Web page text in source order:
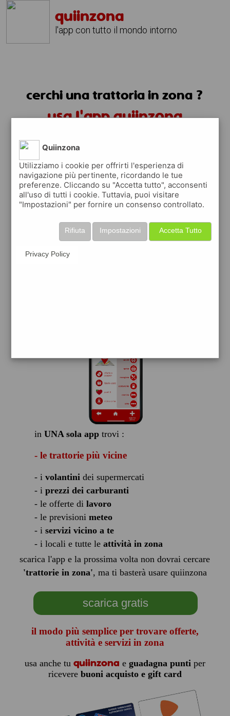
quiinzona
l'app con tutto il mondo intorno
cerchi una trattoria in zona ?
usa l'app quiinzona
trattorie in zona
trovi le trattorie in zona e tutti i posti
dove mangiare vicino a te
in UNA sola apptrovi :
- le trattorie più vicine
- i volantinidei supermercati
- i prezzi dei carburanti
- le offerte di lavoro
- le previsioni meteo
- i servizi vicino a te
- i locali e tutte le attività in zona
scarica l'app e la prossima volta non dovrai cercare
'trattorie in zona', ma ti basterà usare quiinzona
scarica gratis
il modo più semplice per trovare offerte,
attività e servizi in zona
usa anche tu quiinzona e guadagna puntiper
ricevere buoni acquisto e gift card
Quiinzona
Utilizziamo i cookie per offrirti l'esperienza di
navigazione più pertinente, ricordando le tue
preferenze. Cliccando su "Accetta tutto", acconsenti
all'uso di tutti i cookie. Tuttavia, puoi visitare
"Impostazioni" per fornire un consenso controllato.
Accetta Tutto
Impostazioni
Rifiuta
Privacy Policy